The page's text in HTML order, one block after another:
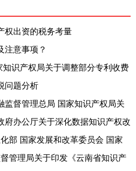
权出资的税务考量
注意事项？
识产权局关于调整部分专利收费
问题分析
监督管理总局 国家知识产权局关
权质押登记全流程无纸化办理的
府办公厅关于深化数据知识产权改
部 国家发展和改革委员会 国家
学技术部关于印发《中国首台
管理局关于印发《云南省知识产